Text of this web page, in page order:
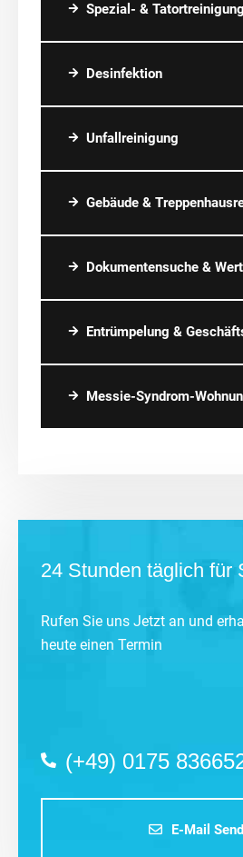
Spezial- & Tatortreinigung
Desinfektion
Unfallreinigung
Gebäude &
Dokumentensuche &
Entrümpelung &
Messie-Syndrom-
24 Stunden täglich für
Rufen Sie uns Jetzt an und
heute einen Termin
(+49) 0175
E-Mail